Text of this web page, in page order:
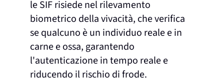
le SIF risiede nel rilevamento
biometrico della vivacità, che verifica
se qualcuno è un individuo reale e in
carne e ossa, garantendo
l'autenticazione in tempo reale e
riducendo il rischio di frode.